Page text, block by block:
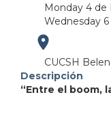
Monday 4 de
Wednesday 6
CUCSH
Descripción
“Entre el boom,